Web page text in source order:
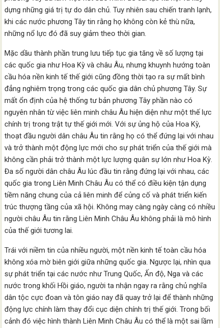
dựng những giá trị tự do dân chủ. Tuy nhiên sau chiến tranh lạnh,
khi các nước phương Tây tin rằng họ không còn kẻ thù nữa,
những nổ lực đó đã suy giảm theo thời gian.
Mặc dầu thành phần trung lưu tiếp tục gia tăng về số lượng tại
các quốc gia như Hoa Kỳ và châu Âu, nhưng khuynh hướng toàn
cầu hóa nền kinh tế thế giới cũng đồng thời tạo ra sự mất bình
đẳng nghiêm trọng trong các quốc gia dân chủ phương Tây. Sự
mất ổn định của hệ thống tư bản phương Tây phần nào có
nguyên nhân từ việc liên minh châu Âu hiện diện như một thế lực
chính trị trong trật tự thế giới mới. Với sự ủng hộ của Hoa Kỳ,
thoạt đầu người dân châu Âu tin rằng họ có thể đứng lại với nhau
và trở thành một động lực mới cho sự phát triển của thế giới mà
không cần phải trở thành một lực lượng quân sự lớn như Hoa Kỳ.
Đa số người dân châu Âu lúc đầu tin rằng đứng lại với nhau, các
quốc gia trong Liên Minh Châu Âu có thể có điều kiện tận dụng
tiềm năng chung của cả liên minh để củng cố và phát triển kiến
trúc thượng tầng của xã hội. Không may càng ngày càng có nhiều
người châu Âu tin rằng Liên Minh Châu Âu không phải là mô hình
của thế giới tương lai.
Trái với niềm tin của nhiều người, một nền kinh tế toàn cầu hóa
không xóa mờ biên giới giữa những quốc gia. Ngược lại, nhìn qua
sự phát triển tại các nước như Trung Quốc, Ấn độ, Nga và các
nước trong khối Hồi giáo, người ta nhận ngay ra rằng chủ nghĩa
dân tộc cực đoan và tôn giáo nay đã quay trở lại để thành những
động lực chính làm thay đổi cục diện chính trị thế giới. Trong bối
cảnh đó việc hình thành Liên Minh Châu Âu có thể là một sai lầm